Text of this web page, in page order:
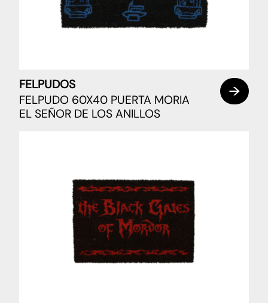
FELPUDOS
FELPUDO 60X40 PUERTA MORIA
EL SEÑOR DE LOS ANILLOS